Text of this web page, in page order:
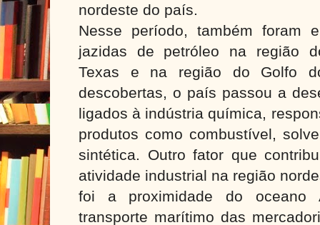
nordeste do país.
Nesse período, também foram
jazidas de petróleo na região
Texas e na região do Golfo
descobertas, o país passou a
ligados à indústria química,
produtos como combustível,
sintética. Outro fator que
atividade industrial na região
foi a proximidade do oceano
transporte marítimo das